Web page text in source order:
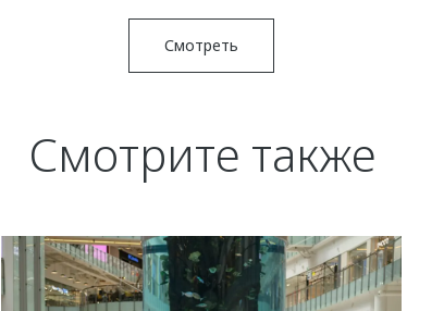
Смотреть
Смотрите также